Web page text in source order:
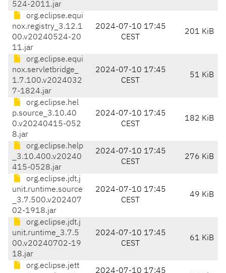
524-2011.jar
org.eclipse.equi
nox.registry_3.12.1
00.v20240524-20
11.jar
2024-07-10 17:45
CEST
201 KiB
org.eclipse.equi
nox.servletbridge_
1.7.100.v2024032
7-1824.jar
2024-07-10 17:45
CEST
51 KiB
org.eclipse.hel
p.source_3.10.40
0.v20240415-052
8.jar
2024-07-10 17:45
CEST
182 KiB
org.eclipse.help
_3.10.400.v20240
415-0528.jar
2024-07-10 17:45
CEST
276 KiB
org.eclipse.jdt.j
unit.runtime.source
_3.7.500.v202407
02-1918.jar
2024-07-10 17:45
CEST
49 KiB
org.eclipse.jdt.j
unit.runtime_3.7.5
00.v20240702-19
18.jar
2024-07-10 17:45
CEST
61 KiB
org.eclipse.jett
2024-07-10 17:45